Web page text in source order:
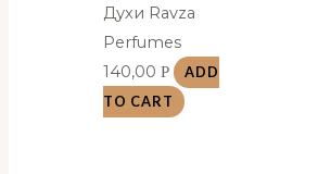
Духи Ravza
Perfumes
140,00Р
ADD
TO CART